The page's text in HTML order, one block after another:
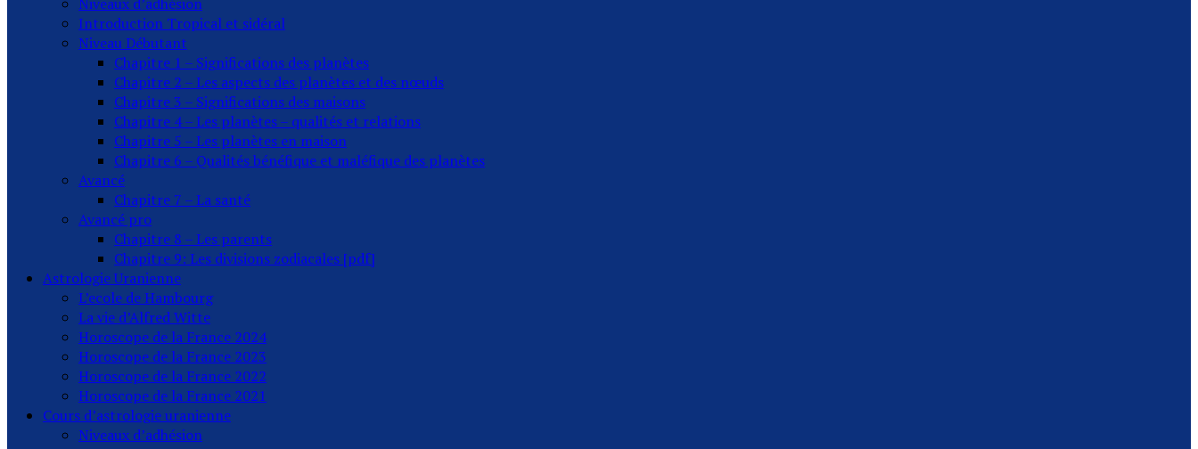
Introduction Tropical et sidéral
Niveau Débutant
Chapitre 1 – Significations des planètes
Chapitre 2 – Les aspects des planètes et des nœuds
Chapitre 3 – Significations des maisons
Chapitre 4 – Les planètes – qualités et relations
Chapitre 5 – Les planètes en maison
Chapitre 6 – Qualités bénéfique et maléfique des planètes
Avancé
Chapitre 7 – La santé
Avancé pro
Chapitre 8 – Les parents
Chapitre 9: Les divisions zodiacales [pdf]
Astrologie Uranienne
L’ecole de Hambourg
La vie d’Alfred Witte
Horoscope de la France 2024
Horoscope de la France 2023
Horoscope de la France 2022
Horoscope de la France 2021
Cours d’astrologie uranienne
Niveaux d’adhésion